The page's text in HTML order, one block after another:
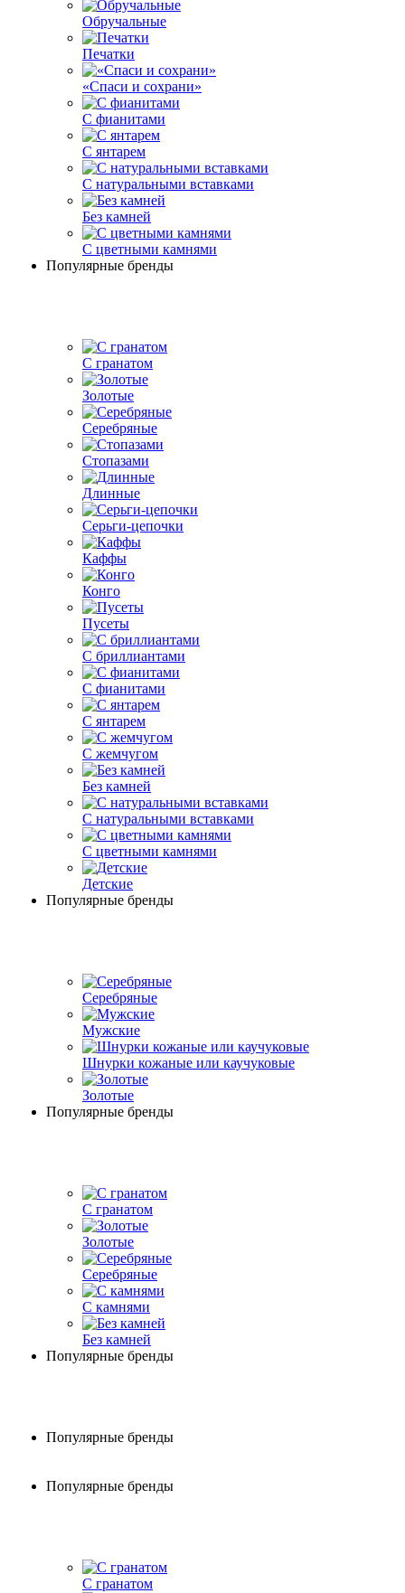
Обручальные
Печатки
«Спаси и сохрани»
С фианитами
С янтарем
С натуральными вставками
Без камней
С цветными камнями
Популярные бренды
С гранатом
Золотые
Серебряные
Стопазами
Длинные
Серьги-цепочки
Каффы
Конго
Пусеты
С бриллиантами
С фианитами
С янтарем
С жемчугом
Без камней
С натуральными вставками
С цветными камнями
Детские
Популярные бренды
Серебряные
Мужские
Шнурки кожаные или каучуковые
Золотые
Популярные бренды
С гранатом
Золотые
Серебряные
С камнями
Без камней
Популярные бренды
Популярные бренды
Популярные бренды
С гранатом